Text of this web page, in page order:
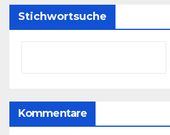
Stichwortsuche
Kommentare